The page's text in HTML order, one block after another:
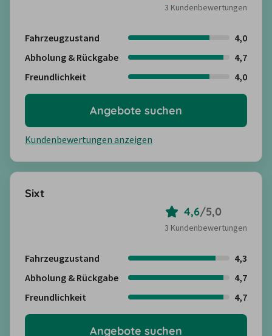
3 Kundenbewertungen
Fahrzeugzustand
4,0
Abholung & Rückgabe
4,7
Freundlichkeit
4,0
Kundenbewertungen anzeigen
Angebote suchen
Sixt
4,6/5,0
3 Kundenbewertungen
Fahrzeugzustand
4,3
Abholung & Rückgabe
4,7
Freundlichkeit
4,7
Angebote suchen